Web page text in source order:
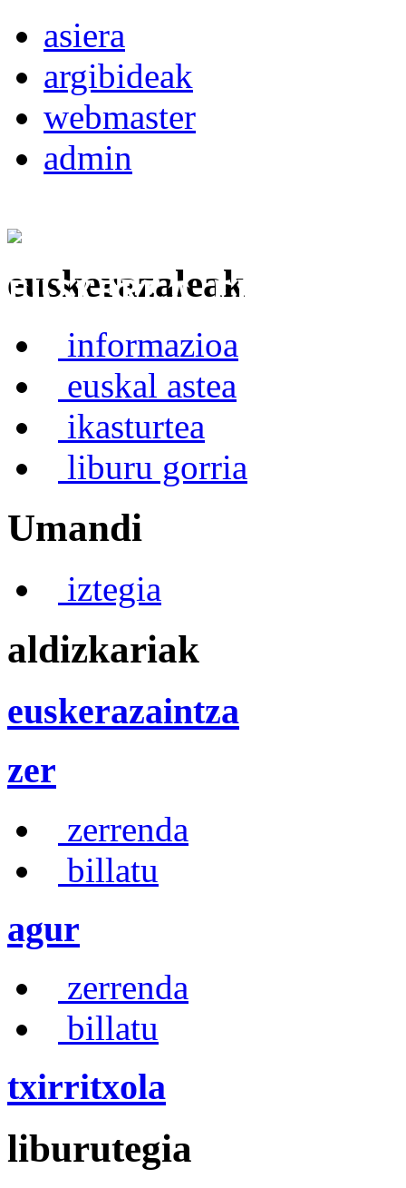
asiera
argibideak
webmaster
admin
Euskerea Erabilte
euskerazaleak
informazioa
euskal astea
ikasturtea
liburu gorria
Umandi
iztegia
aldizkariak
euskerazaintza
zer
zerrenda
billatu
agur
zerrenda
billatu
txirritxola
liburutegia